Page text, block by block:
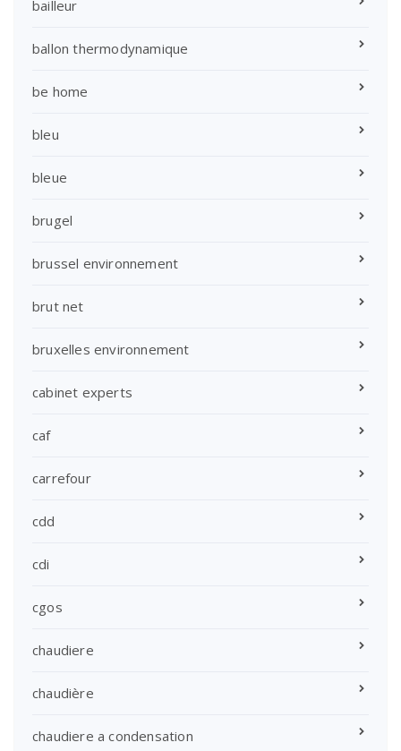
bailleur
ballon thermodynamique
be home
bleu
bleue
brugel
brussel environnement
brut net
bruxelles environnement
cabinet experts
caf
carrefour
cdd
cdi
cgos
chaudiere
chaudière
chaudiere a condensation